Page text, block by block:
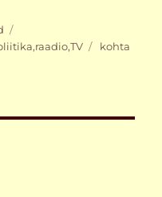
,raadio,TV
Enne
kohta